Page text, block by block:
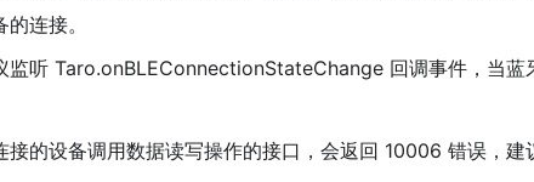
连接。
监听 Taro.onBLEConnectionStateChange 回调事件，当蓝
的设备调用数据读写操作的接口，会返回 10006 错误，建